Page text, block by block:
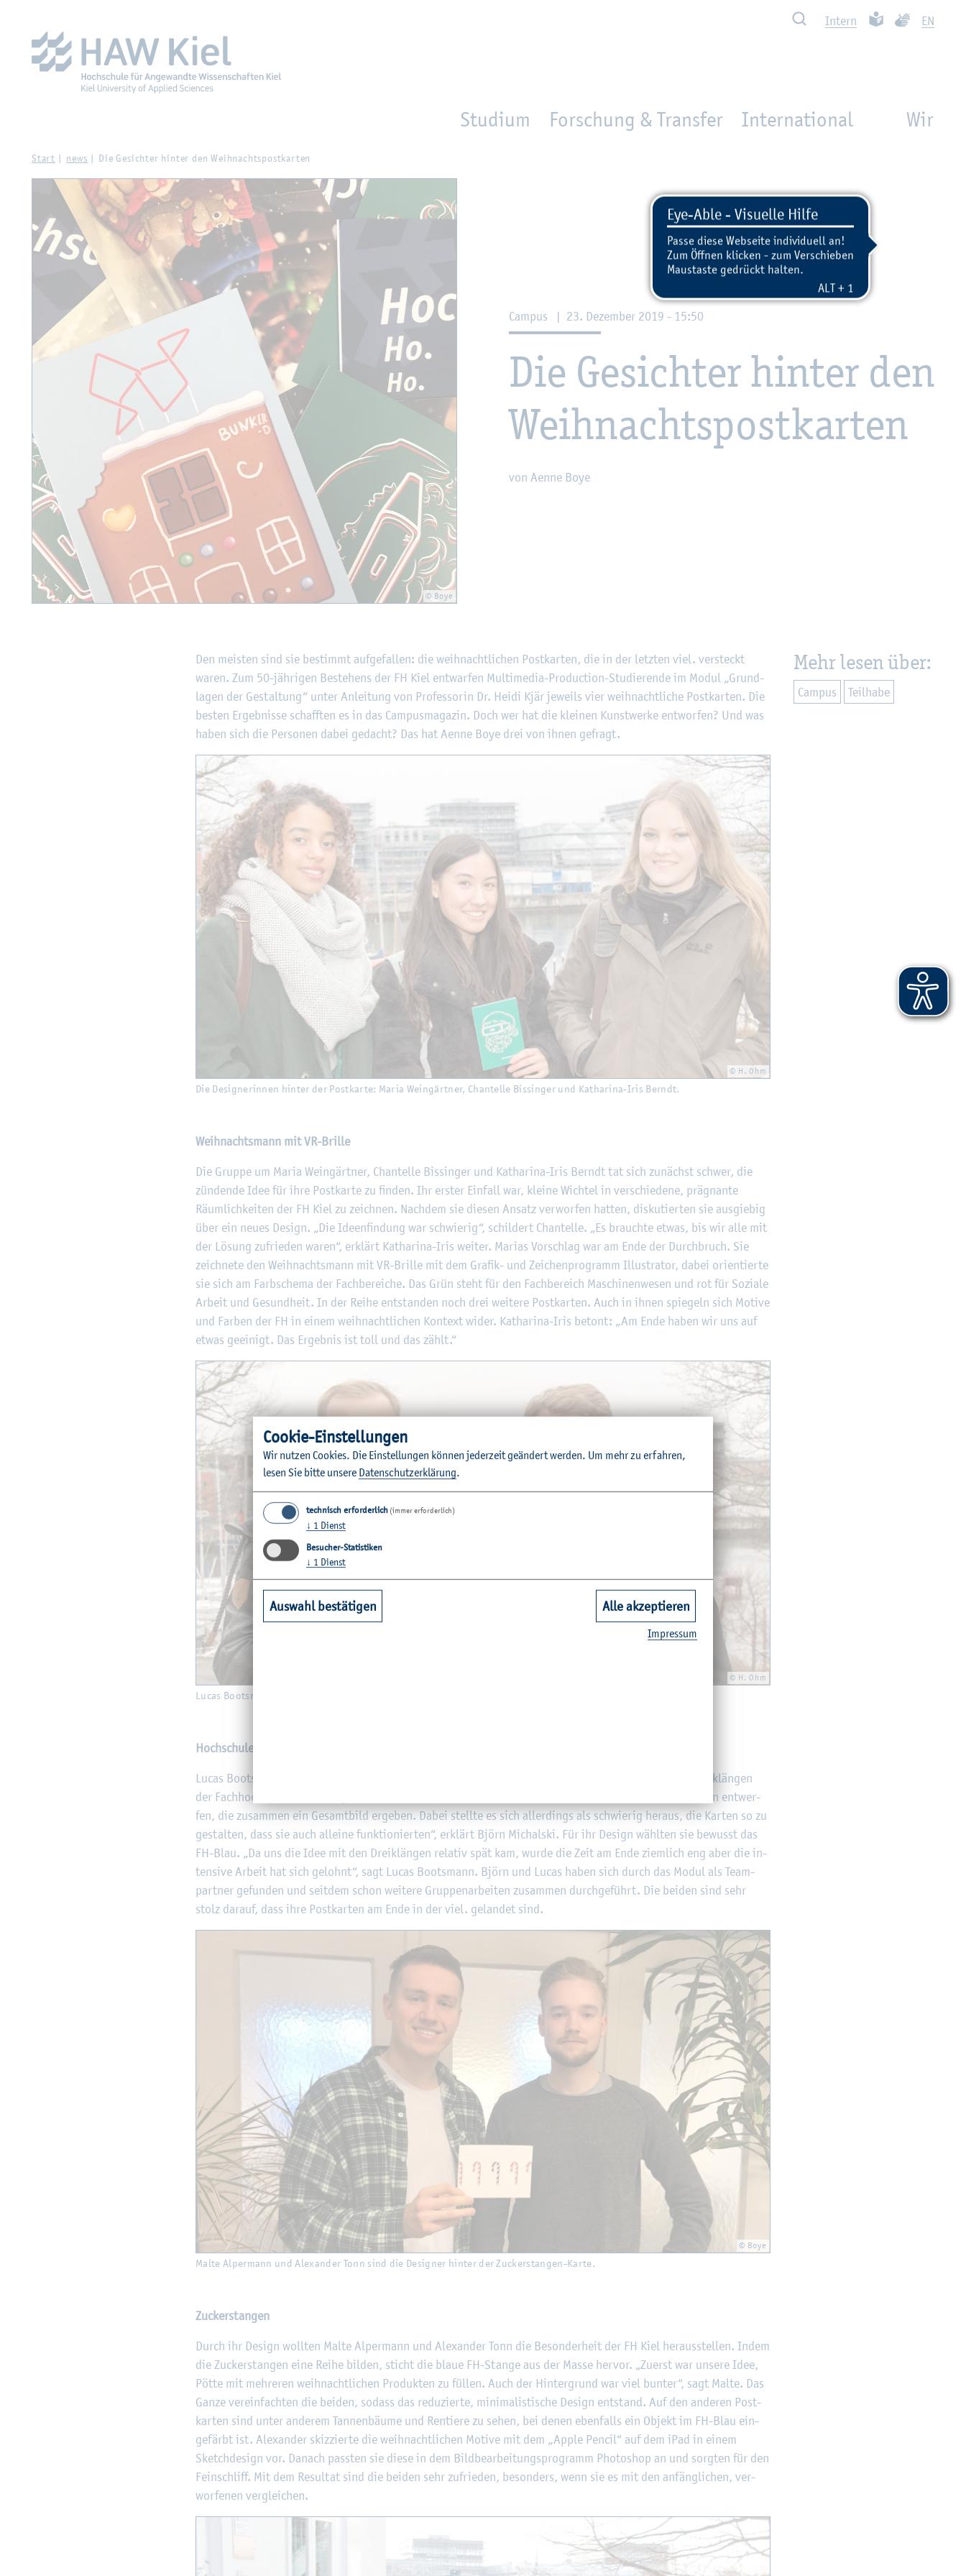
Such­ben In­tern Leich­te Spra­che
EN
Studium Forschung & Transfer International Wir
Start news Die Ge­sich­ter hin­ter den Weih­nachts­post­kar­ten
© Boye
Cam­pus | 23. De­zem­ber 2019 - 15:50
Die Ge­sich­ter hin­ter den
Weih­nachts­post­kar­ten
von Aenne Boye
Den meis­ten sind sie be­stimmt auf­ge­fal­len: die weih­nacht­li­chen Post­kar­ten, die in der letz­ten viel. ver­steckt
waren. Zum 50-jäh­ri­gen Be­stehens der FH Kiel ent­war­fen Mul­ti­me­dia-Pro­duc­tion-Stu­die­ren­de im Modul „Grund­
la­gen der Ge­stal­tung“ unter An­lei­tung von Pro­fes­so­rin Dr. Heidi Kjär je­weils vier weih­nacht­li­che Post­kar­ten. Die
bes­ten Er­geb­nis­se schaff­ten es in das Cam­pus­ma­ga­zin. Doch wer hat die klei­nen Kunst­wer­ke ent­wor­fen? Und was
haben sich die Per­so­nen dabei ge­dacht? Das hat Aenne Boye drei von ihnen ge­fragt.
© H. Ohm
Die De­si­gne­rin­nen hin­ter der Post­kar­te: Maria Wein­gärt­ner, Chan­tel­le Bis­sin­ger und Ka­tha­ri­na-Iris Berndt.
Weih­nachts­mann mit VR-Bril­le
Die Grup­pe um Maria Wein­gärt­ner, Chan­tel­le Bis­sin­ger und Ka­tha­ri­na-Iris Berndt tat sich zu­nächst schwer, die
zün­den­de Idee für ihre Post­kar­te zu fin­den. Ihr ers­ter Ein­fall war, klei­ne Wich­tel in ver­schie­de­ne, prä­gnan­te
Räum­lich­kei­ten der FH Kiel zu zeich­nen. Nach­dem sie die­sen An­satz ver­wor­fen hat­ten, dis­ku­tier­ten sie aus­gie­big
über ein neues De­sign. „Die Ide­en­fin­dung war schwie­rig“, schil­dert Chan­tel­le. „Es brauch­te etwas, bis wir alle mit
der Lö­sung zu­frie­den waren“, er­klärt Ka­tha­ri­na-Iris wei­ter. Ma­ri­as Vor­schlag war am Ende der Durch­bruch. Sie
zeich­ne­te den Weih­nachts­mann mit VR-Bril­le mit dem Gra­fik- und Zei­chen­pro­gramm Il­lus­tra­tor, dabei ori­en­tier­te
sie sich am Farb­sche­ma der Fach­be­rei­che. Das Grün steht für den Fach­be­reich Ma­schi­nen­we­sen und rot für So­zia­le
Ar­beit und Ge­sund­heit. In der Reihe ent­stan­den noch drei wei­te­re Post­kar­ten. Auch in ihnen spie­geln sich Mo­ti­ve
und Far­ben der FH in einem weih­nacht­li­chen Kon­text wider. Ka­tha­ri­na-Iris be­tont: „Am Ende haben wir uns auf
etwas ge­ei­nigt. Das Er­geb­nis ist toll und das zählt.“
© H. Ohm
Lucas Boots­mann und Björn Mich­al­ski de­sign­ten die "Ho. Ho. Hoch­schu­le!"-Karte.
Hoch­schu­le! Ho. Ho.
Lucas Boots­mann und Björn Mich­al­ski ori­en­tier­ten sich bei der Ge­stal­tung ihrer Post­kar­te an den Drei­klän­gen
der Fach­hoch­schu­le, wie bei­spiels­wei­se „Weit­blick, Auf­wind, Ein­satz“. „Zu­nächst woll­ten wir vier Kar­ten ent­wer­
fen, die zu­sam­men ein Ge­samt­bild er­ge­ben. Dabei stell­te es sich al­ler­dings als schwie­rig her­aus, die Kar­ten so zu
ge­stal­ten, dass sie auch al­lei­ne funk­tio­nier­ten“, er­klärt Björn Mich­al­ski. Für ihr De­sign wähl­ten sie be­wusst das
FH-Blau. „Da uns die Idee mit den Drei­klän­gen re­la­tiv spät kam, wurde die Zeit am Ende ziem­lich eng aber die in­
ten­si­ve Ar­beit hat sich ge­lohnt“, sagt Lucas Boots­mann. Björn und Lucas haben sich durch das Modul als Team­
part­ner ge­fun­den und seit­dem schon wei­te­re Grup­pen­ar­bei­ten zu­sam­men durch­ge­führt. Die bei­den sind sehr
stolz dar­auf, dass ihre Post­kar­ten am Ende in der viel. ge­lan­det sind.
© Boye
Malte Al­per­mann und Alex­an­der Tonn sind die De­si­gner hin­ter der Zu­cker­stan­gen-Karte.
Zu­cker­stan­gen
Durch ihr De­sign woll­ten Malte Al­per­mann und Alex­an­der Tonn die Be­son­der­heit der FH Kiel her­aus­stel­len. Indem
die Zu­cker­stan­gen eine Reihe bil­den, sticht die blaue FH-Stan­ge aus der Masse her­vor. „Zu­erst war un­se­re Idee,
Pötte mit meh­re­ren weih­nacht­li­chen Pro­duk­ten zu fül­len. Auch der Hin­ter­grund war viel bun­ter“, sagt Malte. Das
Ganze ver­ein­fach­ten die bei­den, so­dass das re­du­zier­te, mi­ni­ma­lis­ti­sche De­sign ent­stand. Auf den an­de­ren Post­
kar­ten sind unter an­de­rem Tan­nen­bäu­me und Ren­tie­re zu sehen, bei denen eben­falls ein Ob­jekt im FH-Blau ein­
ge­färbt ist. Alex­an­der skiz­zier­te die weih­nacht­li­chen Mo­ti­ve mit dem „Apple Pen­cil“ auf dem iPad in einem
Sketch­de­sign vor. Da­nach pass­ten sie diese in dem Bild­be­ar­bei­tungs­pro­gramm Pho­to­shop an und sorg­ten für den
Fein­schliff. Mit dem Re­sul­tat sind die bei­den sehr zu­frie­den, be­son­ders, wenn sie es mit den an­fäng­li­chen, ver­
wor­fe­nen ver­glei­chen.
©Fach­hoch­schu­le Kiel Mehr lesen über:
Cam­pus Teil­ha­be
Coo­kie-Ein­stel­lun­gen
Wir nut­zen Coo­kies. Die Ein­stel­lun­gen kön­nen je­der­zeit ge­än­dert wer­den. Um mehr zu er­fah­ren,
lesen Sie bitte un­se­re Da­ten­schut­z­er­klä­rung.
technisch erforderlich (immer erforderlich)
↓ 1 Dienst
Besucher-Statistiken
↓ 1 Dienst
Auswahl bestätigen Alle akzeptieren
Im­pres­sum